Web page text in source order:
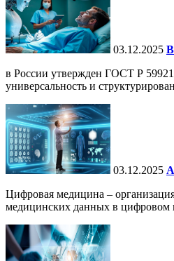
03.12.2025
в России утвержден ГОСТ Р
универсальность и
03.12.2025
Цифровая медицина –
медицинских данных в цифровом